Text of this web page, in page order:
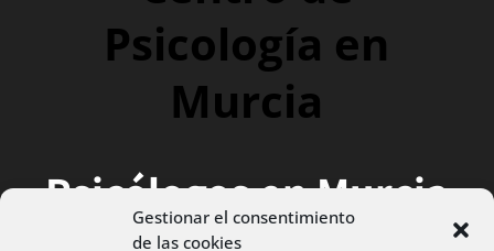
Gestionar el consentimiento
de las cookies
Psicología en
Murcia
Psicólogos en Murcia